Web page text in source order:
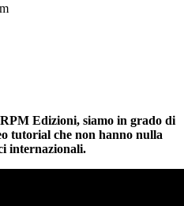
Edizioni, siamo in grado di
tutorial che non hanno nulla
internazionali.